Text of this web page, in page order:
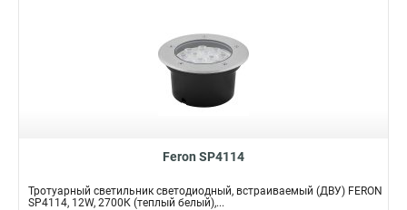
Feron SP4114
Тротуарный светильник светодиодный, встраиваемый (ДВУ) FERON
SP4114, 12W, 2700К (теплый белый),...